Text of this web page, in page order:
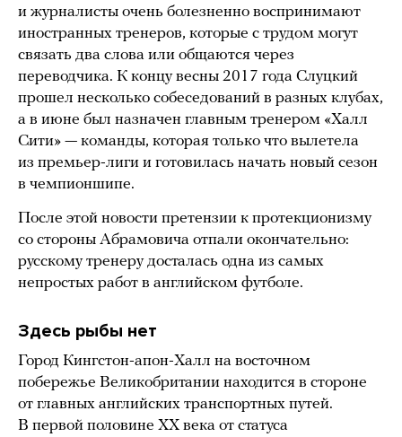
и журналисты очень болезненно воспринимают
иностранных тренеров, которые с трудом могут
связать два слова или общаются через
переводчика. К концу весны 2017 года Слуцкий
прошел несколько собеседований в разных клубах,
а в июне был назначен главным тренером «Халл
Сити» — команды, которая только что вылетела
из премьер-лиги и готовилась начать новый сезон
в чемпионшипе.
После этой новости претензии к протекционизму
со стороны Абрамовича отпали окончательно:
русскому тренеру досталась одна из самых
непростых работ в английском футболе.
Здесь рыбы нет
Город Кингстон-апон-Халл на восточном
побережье Великобритании находится в стороне
от главных английских транспортных путей.
В первой половине XX века от статуса